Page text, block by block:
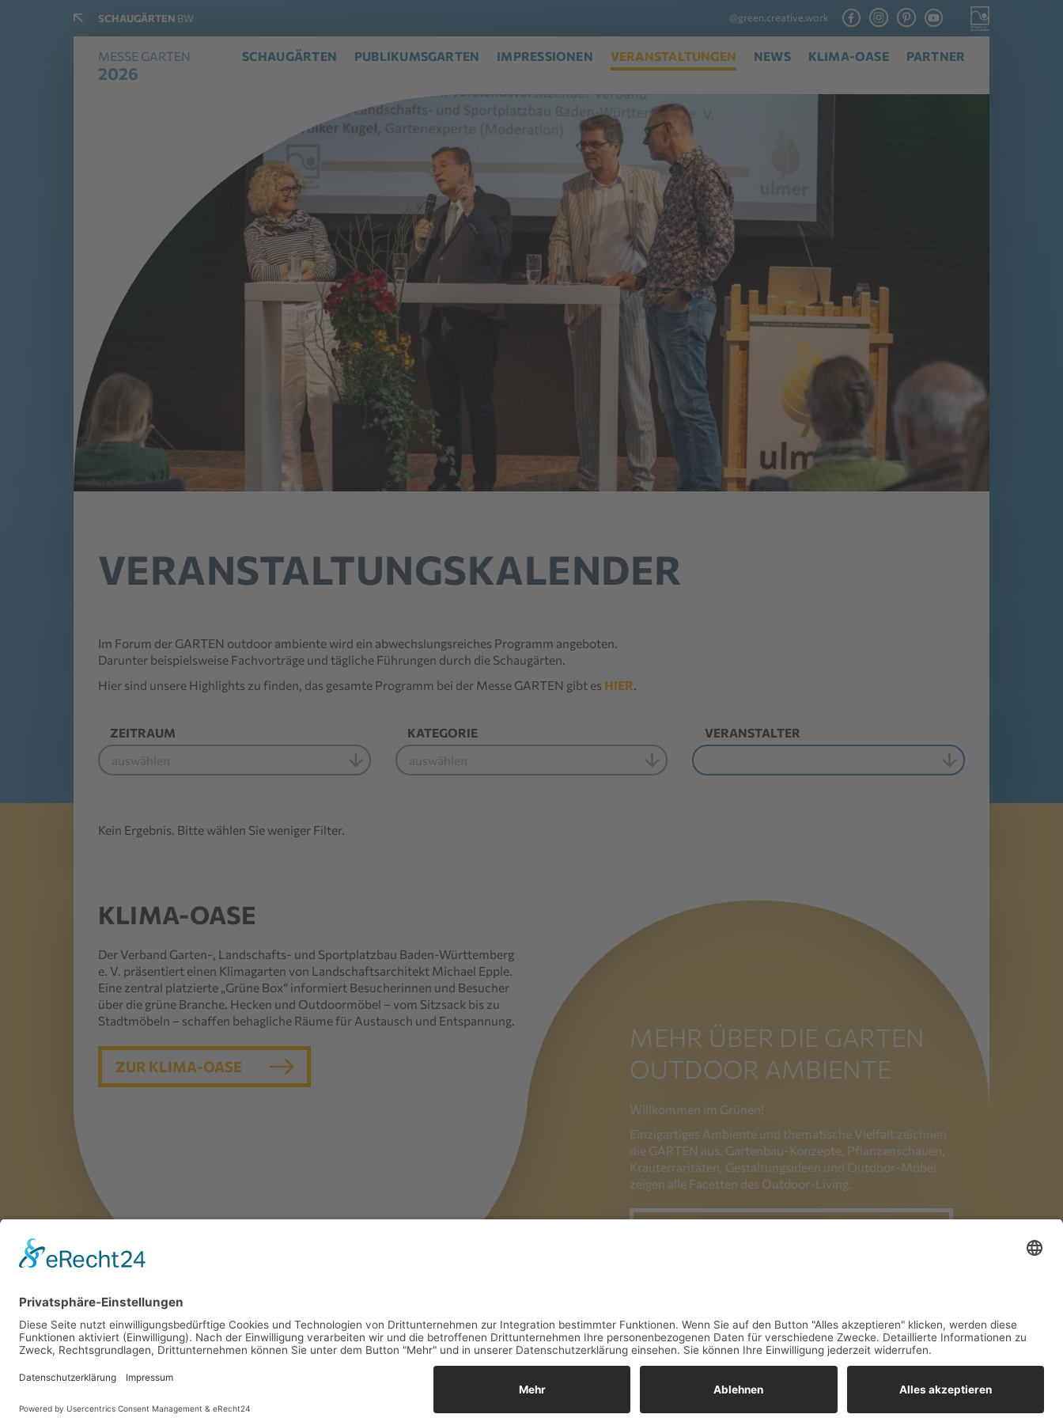
SCHAUGÄRTEN BW @green.creative.work
MESSE GARTEN
2026
SCHAUGÄRTEN PUBLIKUMSGARTEN IMPRESSIONEN VERANSTALTUNGEN NEWS KLIMA-OASE PARTNER
VERANSTALTUNGSKALENDER
Im Forum der GARTEN outdoor ambiente wird ein abwechslungsreiches Programm angeboten.
Darunter beispielsweise Fachvorträge und tägliche Führungen durch die Schaugärten.
Hier sind unsere Highlights zu finden, das gesamte Programm bei der Messe GARTEN gibt es HIER
ZEITRAUM KATEGORIE VERANSTALTER
Kein Ergebnis. Bitte wählen Sie weniger Filter.
MEHR ÜBER DIE GARTEN
OUTDOOR AMBIENTE
Willkommen im Grünen!
Einzigartiges Ambiente und thematische Vielfalt zeichnen
die GARTEN aus. Gartenbau-Konzepte, Pflanzenschauen,
Kräuterraritäten, Gestaltungsideen und Outdoor-Möbel
zeigen alle Facetten des Outdoor-Living.
KLIMA-OASE
Der Verband Garten‑, Landschafts‑ und Sportplatzbau Baden‑Württemberg
e. V. präsentiert einen Klimagarten von Landschaftsarchitekt Michael Epple.
Eine zentral platzierte „Grüne Box“ informiert Besucherinnen und Besucher
über die grüne Branche. Hecken und Outdoormöbel – vom Sitzsack bis zu
Stadtmöbeln – schaffen behagliche Räume für Austausch und Entspannung.
ZUR KLIMA-OASE
© 2023 VERBAND GARTEN-, LANDSCHAFTS- UND SPORTPLATZBAU BADEN-WÜRTTEMBERG E.V.
DATENSCHUTZ
COOKIE-EINSTELLUNGEN